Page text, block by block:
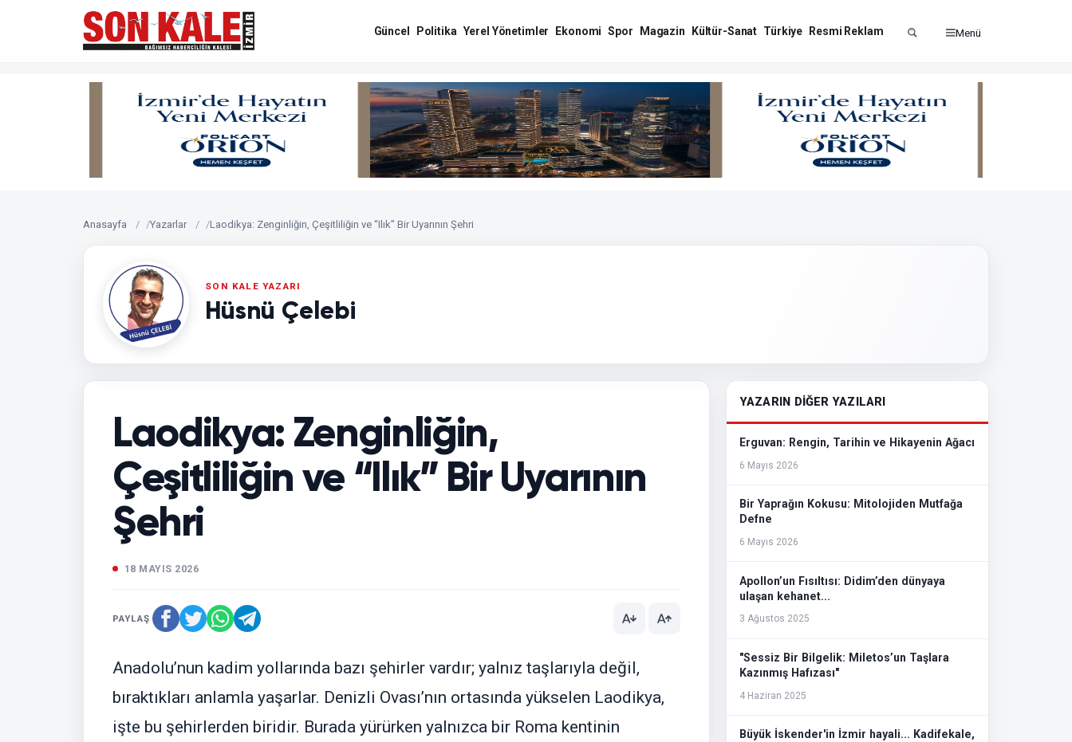
Güncel Politika Yerel Yönetimler Ekonomi Spor Magazin Kültür-Sanat Türkiye Resmi Reklam Menü
Anasayfa Yazarlar Laodikya: Zenginliğin, Çeşitliliğin ve “Ilık” Bir Uyarının Şehri
Hüsnü Çelebi
Laodikya: Zenginliğin,
Çeşitliliğin ve “Ilık” Bir Uyarının
Şehri
18 MAYIS 2026
PAYLAŞ
Anadolu’nun kadim yollarında bazı şehirler vardır; yalnız taşlarıyla değil,
bıraktıkları anlamla yaşarlar. Denizli Ovası’nın ortasında yükselen Laodikya,
işte bu şehirlerden biridir. Burada yürürken yalnızca bir Roma kentinin
YAZARIN DİĞER YAZILARI
Erguvan: Rengin, Tarihin ve Hikayenin Ağacı
6 Mayıs 2026
Bir Yaprağın Kokusu: Mitolojiden Mutfağa
Defne
6 Mayıs 2026
Apollon’un Fısıltısı: Didim’den dünyaya
ulaşan kehanet...
3 Ağustos 2025
"Sessiz Bir Bilgelik: Miletos’un Taşlara
Kazınmış Hafızası"
4 Haziran 2025
Büyük İskender'in İzmir hayali... Kadifekale,